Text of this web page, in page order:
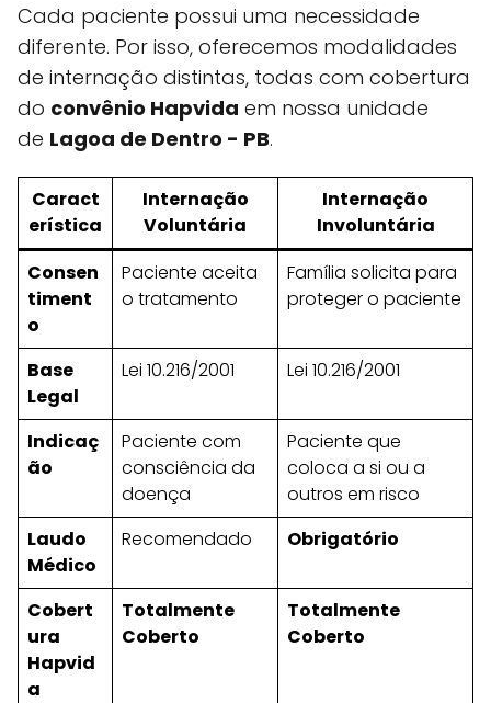
Cada paciente possui uma necessidade
diferente. Por isso, oferecemos modalidades
de internação distintas, todas com cobertura
do convênio Hapvida em nossa unidade
de Lagoa de Dentro - PB.
Caract
erística
Internação
Voluntária
Internação
Involuntária
Consen
timent
o
Paciente aceita
o tratamento
Família solicita para
proteger o paciente
Base
Legal
Lei 10.216/2001 Lei 10.216/2001
Indicaç
ão
Paciente com
consciência da
doença
Paciente que
coloca a si ou a
outros em risco
Laudo
Médico
Recomendado Obrigatório
Cobert
ura
Hapvid
a
Totalmente
Coberto
Totalmente
Coberto